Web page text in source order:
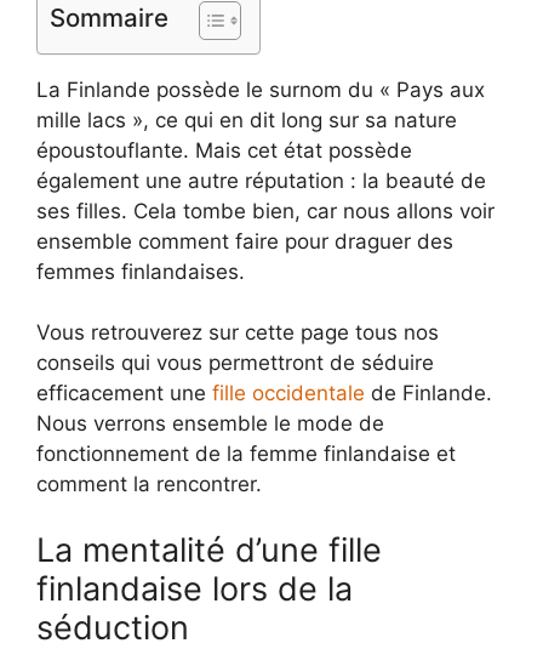
Sommaire
La Finlande possède le surnom du « Pays aux
mille lacs », ce qui en dit long sur sa nature
époustouflante. Mais cet état possède
également une autre réputation : la beauté de
ses filles. Cela tombe bien, car nous allons voir
ensemble comment faire pour draguer des
femmes finlandaises.
Vous retrouverez sur cette page tous nos
conseils qui vous permettront de séduire
efficacement une fille occidentale de Finlande.
Nous verrons ensemble le mode de
fonctionnement de la femme finlandaise et
comment la rencontrer.
La mentalité d’une fille
finlandaise lors de la
séduction